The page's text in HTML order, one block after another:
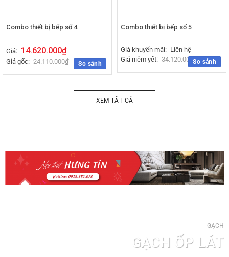
So sánh
Combo thiết bị bếp số 4
Giá: 14.620.000₫
Giá gốc: 24.110.000₫ So sánh
Combo thiết bị bếp số 5
Giá khuyến mãi: Liên hệ
Giá niêm yết: 34.120.000₫
XEM TẤT CẢ
GẠCH
GẠCH ỐP LÁT